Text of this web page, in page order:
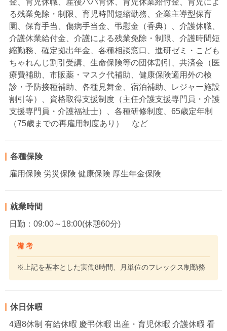
金、育児休職、産後パパ育休、育児休業給付金、育児によ
る残業免除・制限、育児時間短縮勤務、企業主導型保育
園、保育手当、傷病手当金、弔慰金（香典）、介護休職、
介護休業給付金、介護による残業免除・制限、介護時間短
縮勤務、確定拠出年金、各種相談窓口、進研ゼミ・こども
ちゃれんじ割引受講、生命保険等の団体割引、共済会（医
療費補助、市販薬・マスク代補助、健康保険適用外の検
診・予防接種補助、各種見舞金、宿泊補助、レジャー施設
割引等）、資格取得支援制度（主任介護支援専門員・介護
支援専門員・介護福祉士）、各種研修制度、65歳定年制
（75歳までの再雇用制度あり） など
各種保険
雇用保険 労災保険 健康保険 厚生年金保険
就業時間
日勤：09:00～18:00(休憩60分)
備 考
※上記を基本とした実働8時間、月単位のフレックス制勤務
休日休暇
4週8休制 有給休暇 慶弔休暇 出産・育児休暇 介護休暇 看